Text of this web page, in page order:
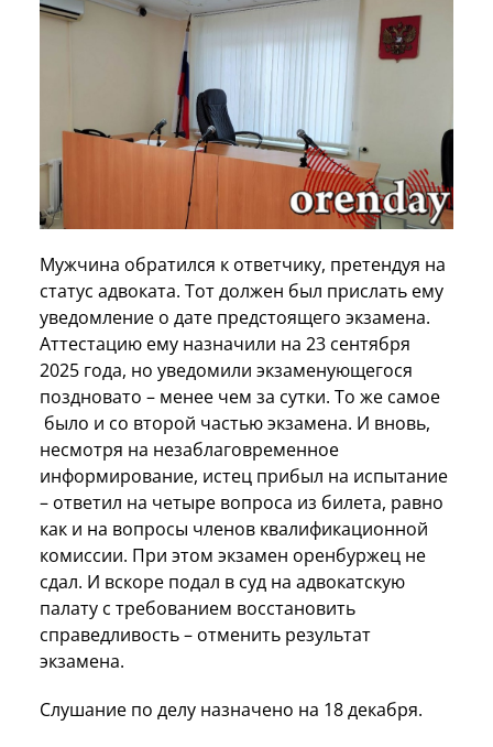
Мужчина обратился к ответчику, претендуя на
статус адвоката. Тот должен был прислать ему
уведомление о дате предстоящего экзамена.
Аттестацию ему назначили на 23 сентября
2025 года, но уведомили экзаменующегося
поздновато – менее чем за сутки. То же самое
было и со второй частью экзамена. И вновь,
несмотря на незаблаговременное
информирование, истец прибыл на испытание
– ответил на четыре вопроса из билета, равно
как и на вопросы членов квалификационной
комиссии. При этом экзамен оренбуржец не
сдал. И вскоре подал в суд на адвокатскую
палату с требованием восстановить
справедливость – отменить результат
экзамена.
Слушание по делу назначено на 18 декабря.